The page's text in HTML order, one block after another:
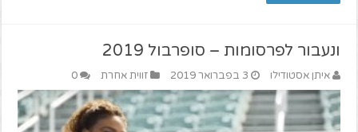
ונעבור לפרסומות – סופרבול 2019
איתן אסטודילו 3 בפברואר 2019 זווית אחרת 0